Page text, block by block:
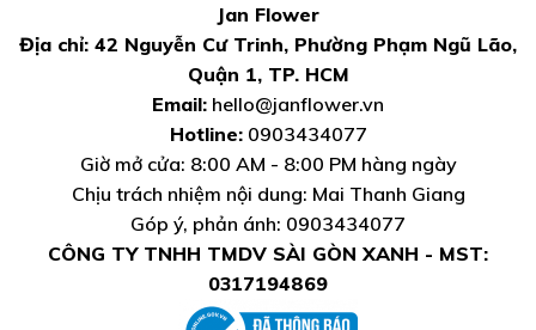
Jan Flower
Địa chỉ: 42 Nguyễn Cư Trinh, Phường Phạm Ngũ Lão,
Quận 1, TP. HCM
Email: hello@janflower.vn
Hotline:0903434077
Giờ mở cửa: 8:00 AM - 8:00 PM hàng ngày
Chịu trách nhiệm nội dung: Mai Thanh Giang
Góp ý, phản ánh: 0903434077
CÔNG TY TNHH TMDV SÀI GÒN XANH - MST:
0317194869